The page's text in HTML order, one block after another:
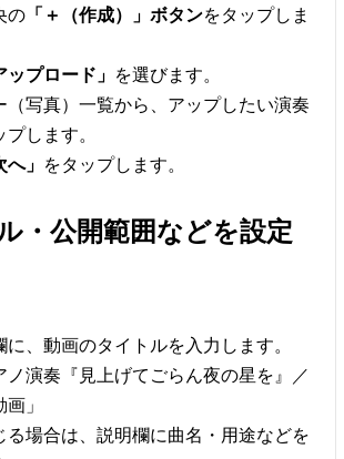
の 「＋（作成）」ボタンをタップしま
ップロード」 を選びます。
（写真）一覧から、アップしたい演奏
します。
へ」 をタップします。
・公開範囲などを設定
に、動画のタイトルを入力します。
ノ演奏『見上げてごらん夜の星を』／
」
る場合は、説明欄に曲名・用途などを